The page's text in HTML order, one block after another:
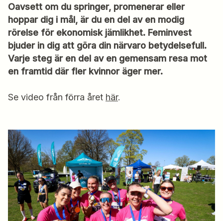
Oavsett om du springer, promenerar eller
hoppar dig i mål, är du en del av en modig
rörelse för ekonomisk jämlikhet. Feminvest
bjuder in dig att göra din närvaro betydelsefull.
Varje steg är en del av en gemensam resa mot
en framtid där fler kvinnor äger mer.
Se video från förra året här.